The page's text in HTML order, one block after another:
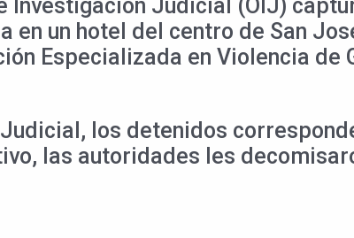
Investigación Judicial (OIJ)
en un hotel del centro de San
Especializada en Violencia
los detenidos
las autoridades les